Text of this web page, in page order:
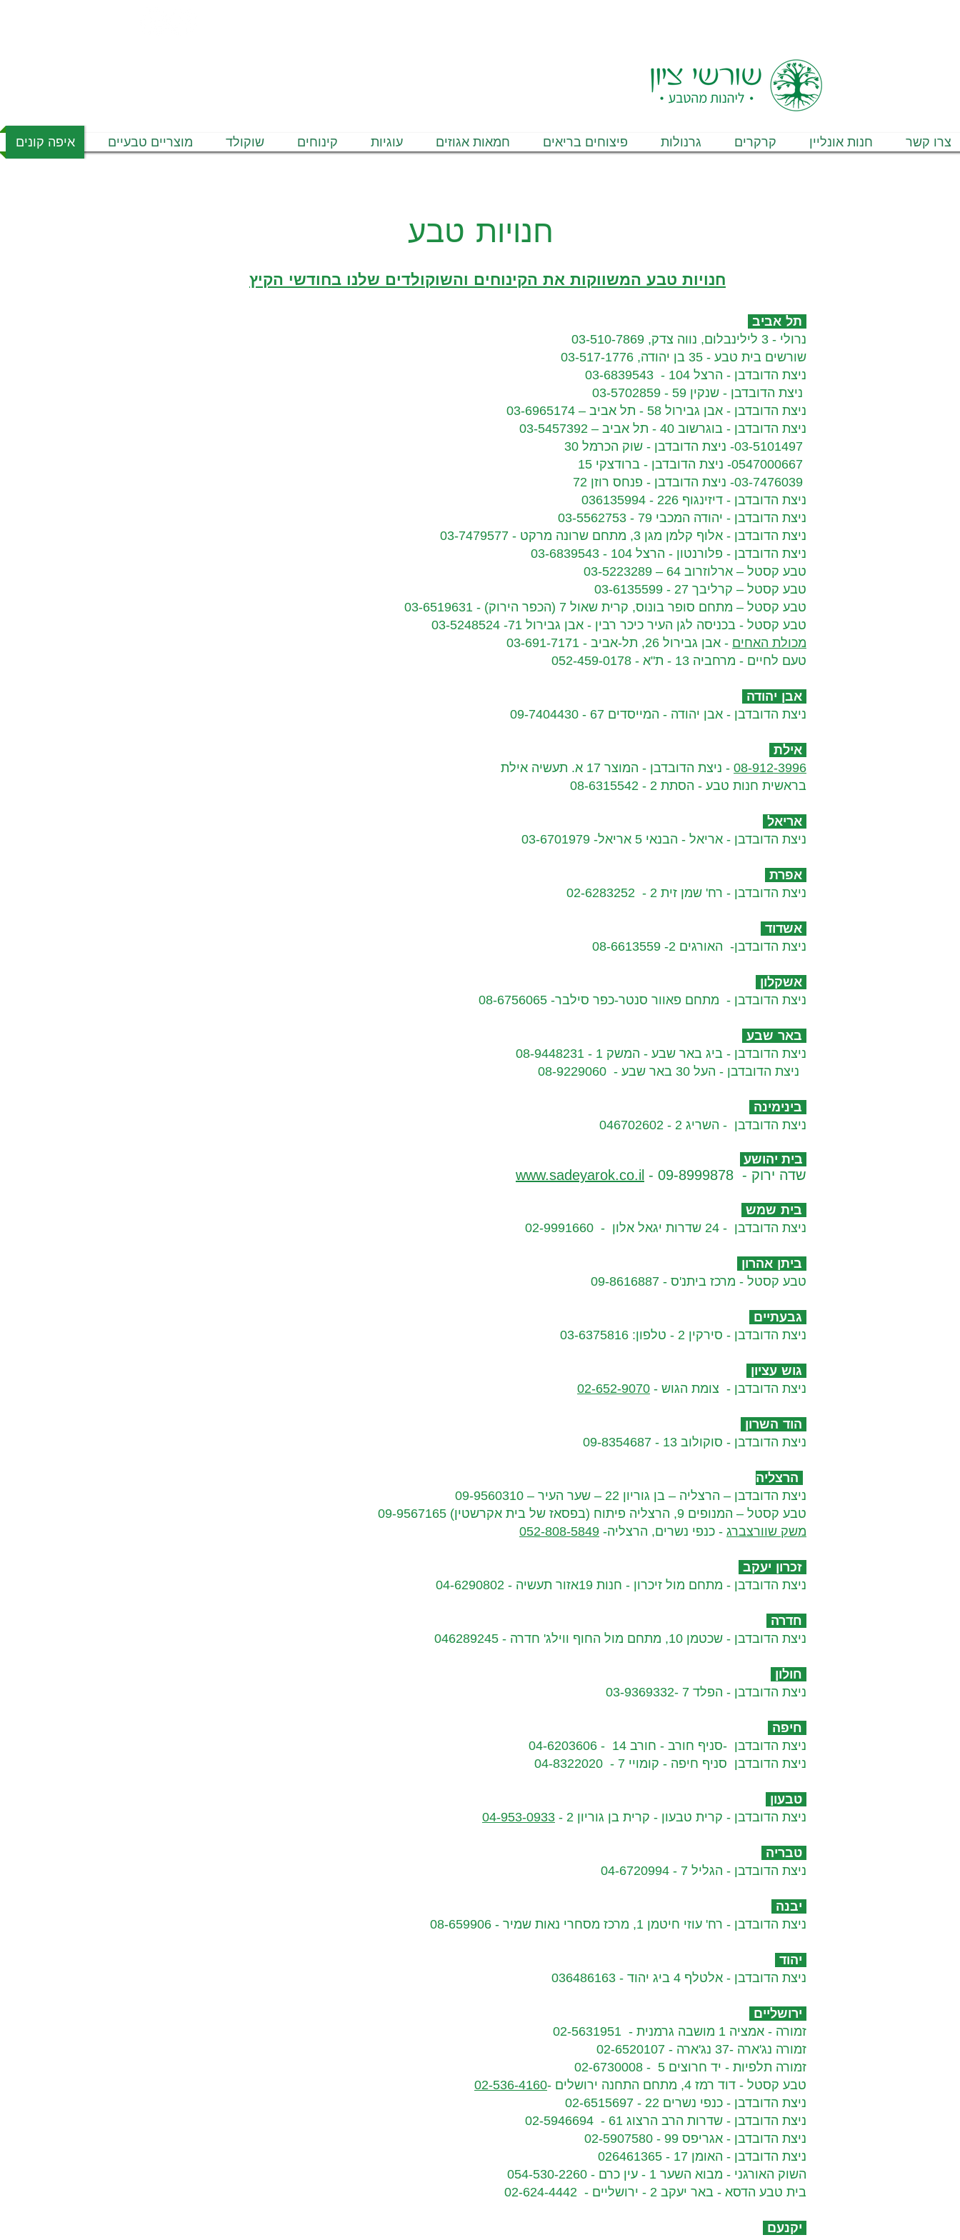
איפה קונים מוצריים טבעיים שוקולד קינוחים עוגיות חמאות אגוזים פיצוחים בריאים גרנולות קרקרים חנות אונליין צרו קשר
חנויות טבע
חנויות טבע המשווקות את הקינוחים והשוקולדים שלנו בחודשי הקיץ
תל אביב​
נרולי - 3 לילינבלום, נווה צדק, 03-510-7869
שורשים בית טבע - 35 בן יהודה, 03-517-1776
ניצת הדובדבן - הרצל 104 - 03-6839543
ניצת הדובדבן - שנקין 59 - 03-5702859
ניצת הדובדבן - אבן גבירול 58 - תל אביב – 03-6965174
ניצת הדובדבן - בוגרשוב 40 - תל אביב – 03-5457392
ניצת הדובדבן - דיזינגוף 226 - 036135994
ניצת הדובדבן - יהודה המכבי 79 - 03-5562753
ניצת הדובדבן - אלוף קלמן מגן 3, מתחם שרונה מרקט - 03-7479577
ניצת הדובדבן - פלורנטון - הרצל 104 - 03-6839543
טבע קסטל – ארלוזרוב 64 – 03-5223289
טבע קסטל – קרליבך 27 - 03-6135599
טבע קסטל – מתחם סופר בונוס, קרית שאול 7 (הכפר הירוק) - 03-6519631
טבע קסטל - בכניסה לגן העיר כיכר רבין - אבן גבירול 71- 03-5248524
מכולת האחים - אבן גבירול 26, תל-אביב - 03-691-7171​​
טעם לחיים - מרחביה 13 - ת"א - 052-459-0178
אבן יהודה
ניצת הדובדבן - אבן יהודה - המייסדים 67 - 09-7404430
אילת
08-912-3996 - ניצת הדובדבן - המוצר 17 א. תעשיה אילת
בראשית חנות טבע - הסתת 2 - 08-6315542​
אריאל​
ניצת הדובדבן - אריאל - הבנאי 5 אריאל- 03-6701979​
אפרת​
ניצת הדובדבן - רח' שמן זית 2 - 02-6283252
אשדוד​
ניצת הדובדבן- האורגים 2- 08-6613559
אשקלון​
ניצת הדובדבן - מתחם פאוור סנטר-כפר סילבר- 08-6756065​
באר שבע
ניצת הדובדבן - ביג באר שבע - המשק 1 - 08-9448231
ניצת הדובדבן - העל 30 באר שבע - 08-9229060
בינימינה
ניצת הדובדבן - השריג 2 - 046702602
בית יהושע
שדה ירוק - www.sadeyarok.co.il - 09-8999878
בית שמש​
ניצת הדובדבן - 24 שדרות יגאל אלון - 02-9991660
ביתן אהרון
טבע קסטל - מרכז ביתנ'ס - 09-8616887
גבעתיים​
ניצת הדובדבן - סירקין 2 - טלפון: 03-6375816​​​​
גוש עציון
ניצת הדובדבן - צומת הגוש - 02-652-9070
הוד השרון​
ניצת הדובדבן - סוקולוב 13 - 09-8354687
הרצליה
ניצת הדובדבן – הרצליה – בן גוריון 22 – שער העיר – 09-9560310
טבע קסטל – המנופים 9, הרצליה פיתוח (בפסאז של בית אקרשטין) 09-9567165
משק שוורצברג - כנפי נשרים, הרצליה- 052-808-5849
זכרון יעקב
ניצת הדובדבן - מתחם מול זיכרון - חנות 19אזור תעשיה - 04-6290802
חדרה​
ניצת הדובדבן - שכטמן 10, מתחם מול החוף ווילג' חדרה - 046289245
חולון
ניצת הדובדבן - הפלד 7 -03-9369332​
חיפה​
ניצת הדובדבן -סניף חורב - חורב 14 - 04-6203606
ניצת הדובדבן סניף חיפה - קומויי 7 - 04-8322020
טבעון​
ניצת הדובדבן - קרית טבעון - קרית בן גוריון 2 -
04-953-0933
טבריה​
ניצת הדובדבן - הגליל 7 - 04-6720994
יבנה​
ניצת הדובדבן - רח' עוזי חיטמן 1, מרכז מסחרי נאות שמיר - 08-659906
יהוד
ניצת הדובדבן - אלטלף 4 ביג יהוד - 036486163​​
ירושליים​
זמורה - אמציה 1 מושבה גרמנית - 02-5631951
זמורה נג'ארה -37 נג'ארה - 02-6520107
זמורה תלפיות - יד חרוצים 5 - 02-6730008
טבע קסטל - דוד רמז 4, מתחם התחנה ירושלים -
02-536-4160
ניצת הדובדבן - כנפי נשרים 22 - 02-6515697
ניצת הדובדבן - שדרות הרב הרצוג 61 - 02-5946694
ניצת הדובדבן - אגריפס 99 - 02-5907580
ניצת הדובדבן - האומן 17 - 026461365
השוק האורגני - מבוא השער 1 - עין כרם -
054-530-2260
בית טבע הדסא - באר יעקב 2 - ירושליים -
02-624-4442
יקנעם​